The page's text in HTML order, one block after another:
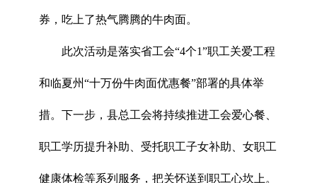
券，吃上了热气腾腾的牛肉面。
此次活动是落实省工会“4个1”职工关爱工程
和临夏州“十万份牛肉面优惠餐”部署的具体举
措。下一步，县总工会将持续推进工会爱心餐、
职工学历提升补助、受托职工子女补助、女职工
健康体检等系列服务，把关怀送到职工心坎上。